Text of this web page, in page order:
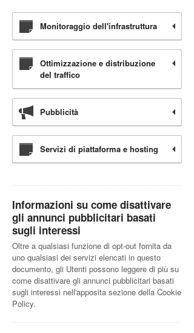
Monitoraggio dell'infrastruttura
Ottimizzazione e distribuzione
del traffico
Pubblicità
Servizi di piattaforma e hosting
Informazioni su come disattivare
gli annunci pubblicitari basati
sugli interessi
Oltre a qualsiasi funzione di opt-out fornita da
uno qualsiasi dei servizi elencati in questo
documento, gli Utenti possono leggere di più su
come disattivare gli annunci pubblicitari basati
sugli interessi nell'apposita sezione della Cookie
Policy.